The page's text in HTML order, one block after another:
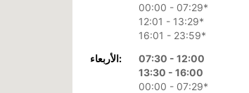
00:00 - 07:29*
12:01 - 13:29*
16:01 - 23:59*
الأربعاء:
07:30 - 12:00
13:30 - 16:00
00:00 - 07:29*